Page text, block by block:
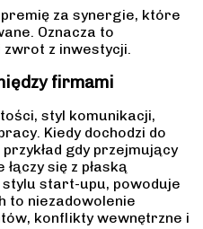
za synergie, które
Oznacza to
z inwestycji.
firmami
styl komunikacji,
Kiedy dochodzi do
gdy przejmujący
się z płaską
start-upu, powoduje
to niezadowolenie
konflikty wewnętrzne i